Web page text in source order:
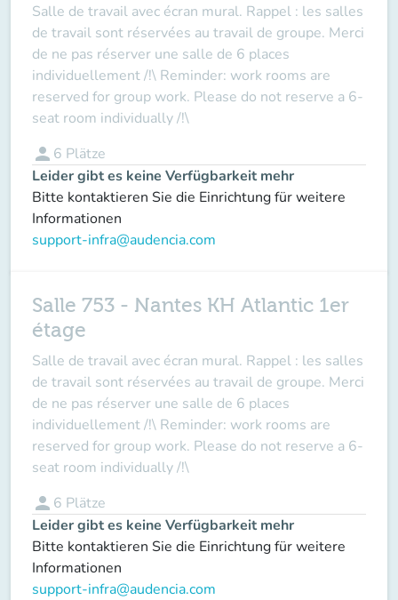
Salle de travail avec écran mural. Rappel : les salles
de travail sont réservées au travail de groupe. Merci
de ne pas réserver une salle de 6 places
individuellement /!\ Reminder: work rooms are
reserved for group work. Please do not reserve a 6-
seat room individually /!\
person 6 Plätze
Leider gibt es keine Verfügbarkeit mehr
Bitte kontaktieren Sie die Einrichtung für weitere
Informationen
support-infra@audencia.com
Salle 753 - Nantes KH Atlantic 1er
étage
Salle de travail avec écran mural. Rappel : les salles
de travail sont réservées au travail de groupe. Merci
de ne pas réserver une salle de 6 places
individuellement /!\ Reminder: work rooms are
reserved for group work. Please do not reserve a 6-
seat room individually /!\
person 6 Plätze
Leider gibt es keine Verfügbarkeit mehr
Bitte kontaktieren Sie die Einrichtung für weitere
Informationen
support-infra@audencia.com